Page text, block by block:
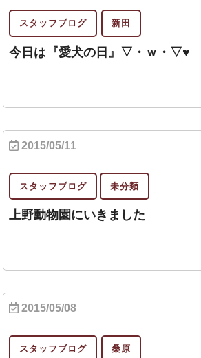
スタッフブログ 新田
今日は『愛犬の日』▽・ｗ・▽♥
2015/05/11
スタッフブログ 未分類
上野動物園にいきました
2015/05/08
スタッフブログ 桑原